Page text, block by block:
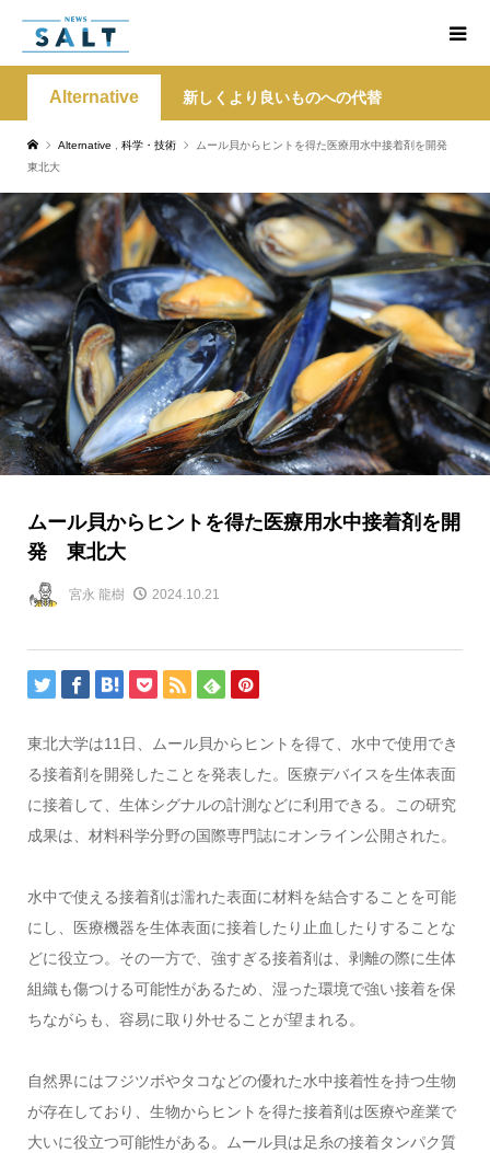
Alternative 新しくより良いものへの代替
Alternative 科学・技術
ムール貝からヒントを得た医療用水中接着剤を開発
東北大
ムール貝からヒントを得た医療用水中接着剤を開
発 東北大
宮永 龍樹 2024.10.21
東北大学は11日、ムール貝からヒントを得て、水中で使用でき
る接着剤を開発したことを発表した。医療デバイスを生体表面
に接着して、生体シグナルの計測などに利用できる。この研究
成果は、材料科学分野の国際専門誌にオンライン公開された。
水中で使える接着剤は濡れた表面に材料を結合することを可能
にし、医療機器を生体表面に接着したり止血したりすることな
どに役立つ。その一方で、強すぎる接着剤は、剥離の際に生体
組織も傷つける可能性があるため、湿った環境で強い接着を保
ちながらも、容易に取り外せることが望まれる。
自然界にはフジツボやタコなどの優れた水中接着性を持つ生物
が存在しており、生物からヒントを得た接着剤は医療や産業で
大いに役立つ可能性がある。ムール貝は足糸の接着タンパク質